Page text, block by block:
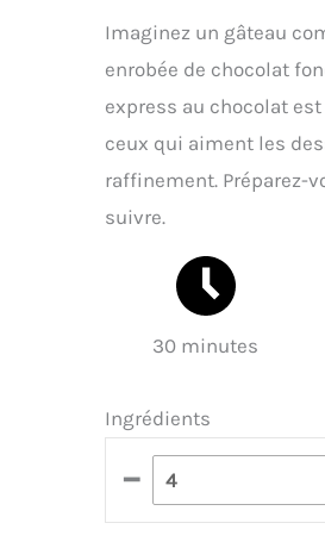
Imaginez un gâteau
enrobée de chocolat
express au chocolat
ceux qui aiment les
raffinement. Préparez-
suivre.
30 minutes
Ingrédients
–